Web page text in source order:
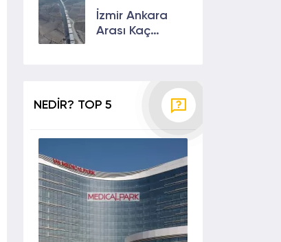
Sunulan Son
Özellikler 2024
İzmir Ankara
Arası Kaç
NEDİR? TOP 5